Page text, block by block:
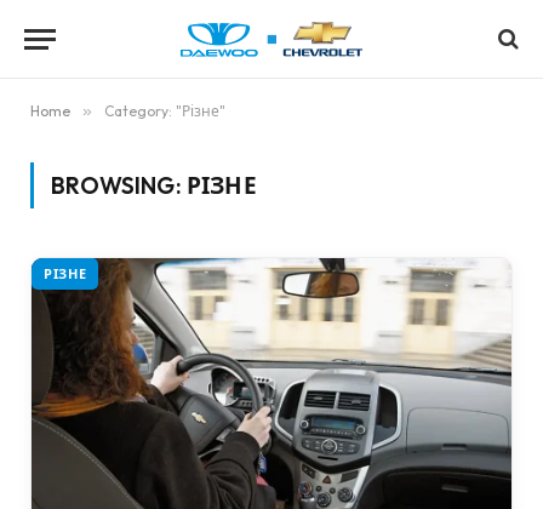
Home » Category: "Різне"
BROWSING: РІЗНЕ
РІЗНЕ